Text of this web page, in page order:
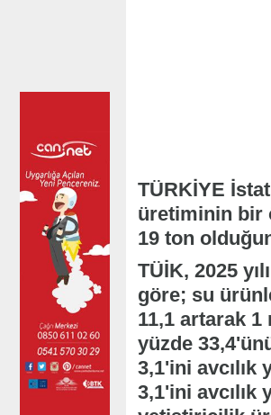
TÜRKİYE
üretiminin bir
19 ton
TÜİK, 2025
göre; su
11,1 artarak
yüzde
3,1'ini
3,1'ini